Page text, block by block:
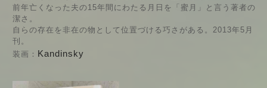
前年亡くなった夫の15年間にわたる月日を「蜜月」と言う著者の
潔さ。
自らの存在を非在の物として位置づける巧さがある。2013年5月
刊。
装画： Kandinsky